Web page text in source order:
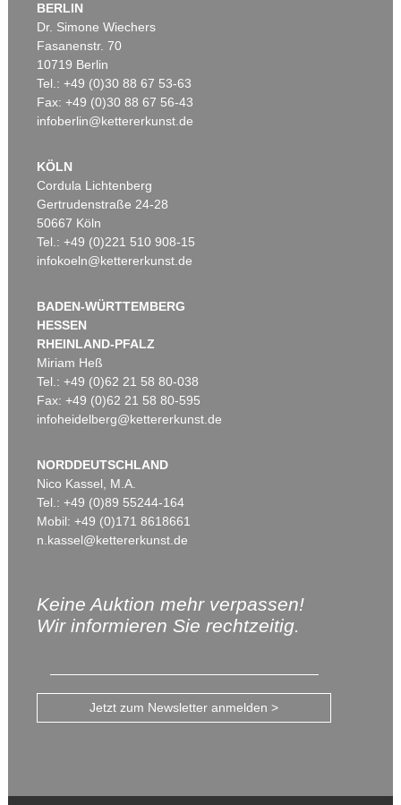
BERLIN
Dr. Simone Wiechers
Fasanenstr. 70
10719 Berlin
Tel.: +49 (0)30 88 67 53-63
Fax: +49 (0)30 88 67 56-43
infoberlin@kettererkunst.de
KÖLN
Cordula Lichtenberg
Gertrudenstraße 24-28
50667 Köln
Tel.: +49 (0)221 510 908-15
infokoeln@kettererkunst.de
BADEN-WÜRTTEMBERG
HESSEN
RHEINLAND-PFALZ
Miriam Heß
Tel.: +49 (0)62 21 58 80-038
Fax: +49 (0)62 21 58 80-595
infoheidelberg@kettererkunst.de
NORDDEUTSCHLAND
Nico Kassel, M.A.
Tel.: +49 (0)89 55244-164
Mobil: +49 (0)171 8618661
n.kassel@kettererkunst.de
Keine Auktion mehr verpassen!
Wir informieren Sie rechtzeitig.
Jetzt zum Newsletter anmelden >